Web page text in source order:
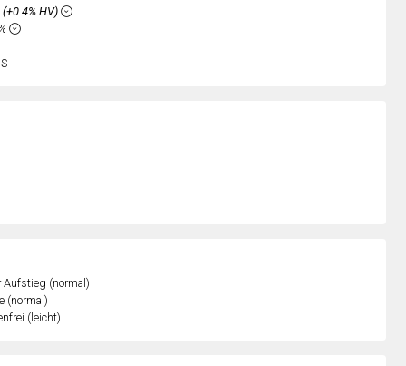
Aufstieg (normal)
(normal)
(leicht)
(+0.4% HV)